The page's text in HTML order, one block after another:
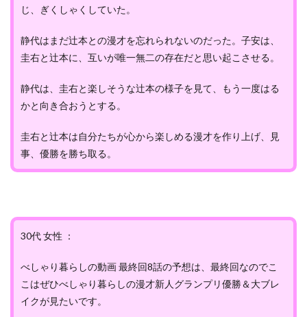
じ、ぎくしゃくしていた。
静代はまだ辻本との漫才を忘れられないのだった。子安は、
圭右と辻本に、互いが唯一無二の存在だと思い起こさせる。
静代は、圭右と楽しそうな辻本の様子を見て、もう一度はる
かと向き合おうとする。
圭右と辻本は自分たちが心から楽しめる漫才を作り上げ、見
事、優勝を勝ち取る。
30代 女性 ：
べしゃり暮らしの動画 最終回8話の予想は、最終回なのでこ
こはぜひべしゃり暮らしの漫才新人グランプリ優勝＆大ブレ
イクが見たいです。